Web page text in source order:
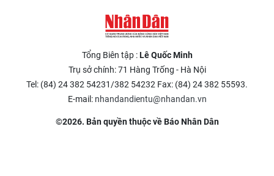
Media Chính trị
Media Kinh tế
Media Văn hóa
Tổng Biên tập :Lê Quốc Minh
Trụ sở chính: 71 Hàng Trống - Hà Nội
Tel: (84) 24 382 54231/382 54232 Fax: (84) 24 382 55593.
E-mail: nhandandientu@nhandan.vn
©2026. Bản quyền thuộc về Báo Nhân Dân